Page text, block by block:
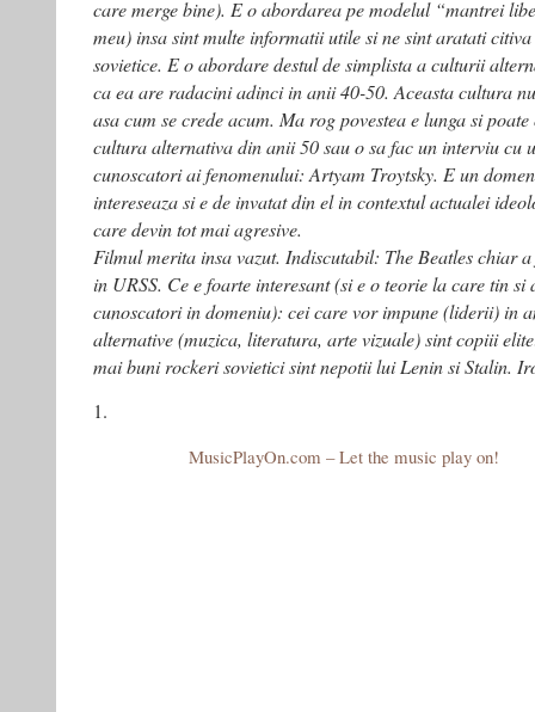
să
la
modă
care merge bine). E o abordarea pe modelul “mantrei
meu) insa sint multe informatii utile si ne sint aratati
sovietice. E o abordare destul de simplista a culturii
ca ea are radacini adinci in anii 40-50. Aceasta cultura
asa cum se crede acum. Ma rog povestea e lunga si
cultura alternativa din anii 50 sau o sa fac un interviu cu
cunoscatori ai fenomenului: Artyam Troytsky. E un
intereseaza si e de invatat din el in contextul actualei
care devin tot mai agresive.
Filmul merita insa vazut. Indiscutabil: The Beatles chiar
in URSS. Ce e foarte interesant (si e o teorie la care tin
cunoscatori in domeniu): cei care vor impune (liderii) in
alternative (muzica, literatura, arte vizuale) sint copiii
mai buni rockeri sovietici sint nepotii lui Lenin si Stalin.
1.
MusicPlayOn.com – Let the music play on!